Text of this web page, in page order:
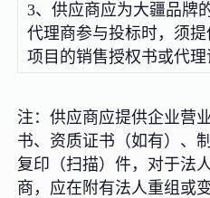
3、供应商应为大疆品牌
代理商参与投标时，须
项目的销售授权书或代理
注：供应商应提供企业营
书、资质证书（如有）、
复印（扫描）件，对于法
商，应在附有法人重组或